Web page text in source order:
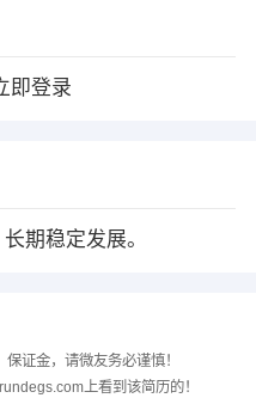
即登录
期稳定发展。
证金，请微友务必谨慎！
上看到该简历的！